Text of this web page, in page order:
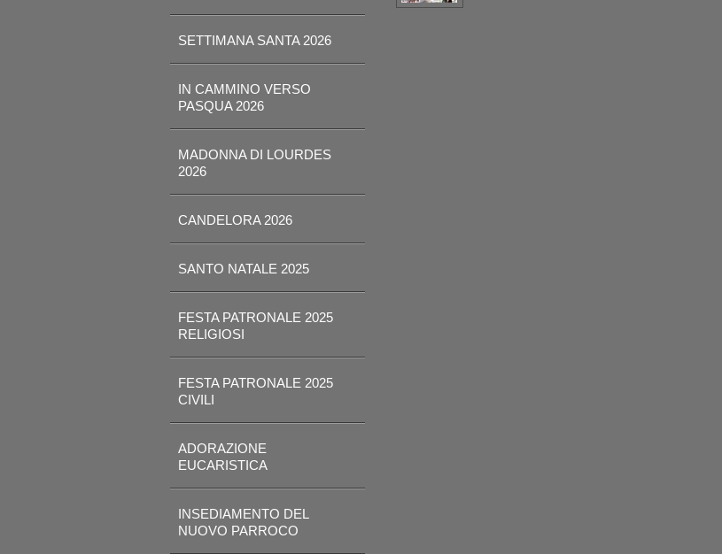
SETTIMANA SANTA 2026
IN CAMMINO VERSO
PASQUA 2026
MADONNA DI LOURDES
2026
CANDELORA 2026
SANTO NATALE 2025
FESTA PATRONALE 2025
RELIGIOSI
FESTA PATRONALE 2025
CIVILI
ADORAZIONE
EUCARISTICA
INSEDIAMENTO DEL
NUOVO PARROCO